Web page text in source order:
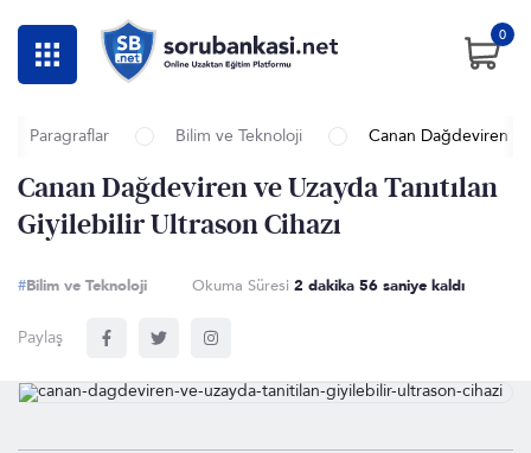
0
Paragraflar Bilim ve Teknoloji Canan Dağdeviren ve
Canan Dağdeviren ve Uzayda Tanıtılan
Giyilebilir Ultrason Cihazı
#Bilim ve Teknoloji Okuma Süresi 2 dakika 56 saniye kaldı
Paylaş